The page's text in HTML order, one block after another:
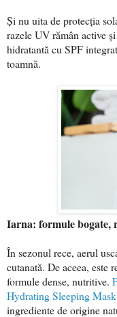
Și nu uita de protecția
razele UV rămân active
hidratantă cu SPF
toamnă.
Iarna: formule bogate,
În sezonul rece, aerul
cutanată. De aceea, este
formule dense, nutritive.
Hydrating Sleeping Mask
ingrediente de origine